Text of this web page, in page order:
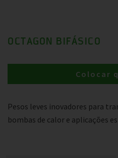
OCTAGON BIFÁSICO
Pesos leves inovadores para
bombas de calor e aplicações
Colocar